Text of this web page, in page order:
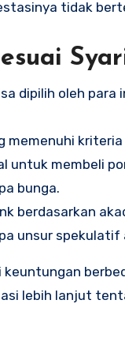
tidak
dipilih oleh para
memenuhi kriteria
untuk membeli
bunga.
berdasarkan
unsur spekulatif
lebih lanjut